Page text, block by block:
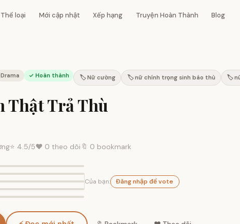
Thể loại Mới cập nhật Xếp hạng Truyện Hoàn Thành Blog
Drama ✓ Hoàn thành 🏷️ Nữ cường 🏷️ nữ chính trọng sinh báo thù 🏷️
Thật Trả Thù
⭐ 4.5/5❤️ 0 theo dõi 🔖 0 bookmark
Của bạn: Đăng nhập để vote